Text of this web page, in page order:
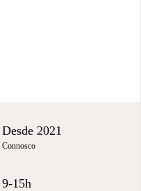
Desde 2021
Connosco
9-15h